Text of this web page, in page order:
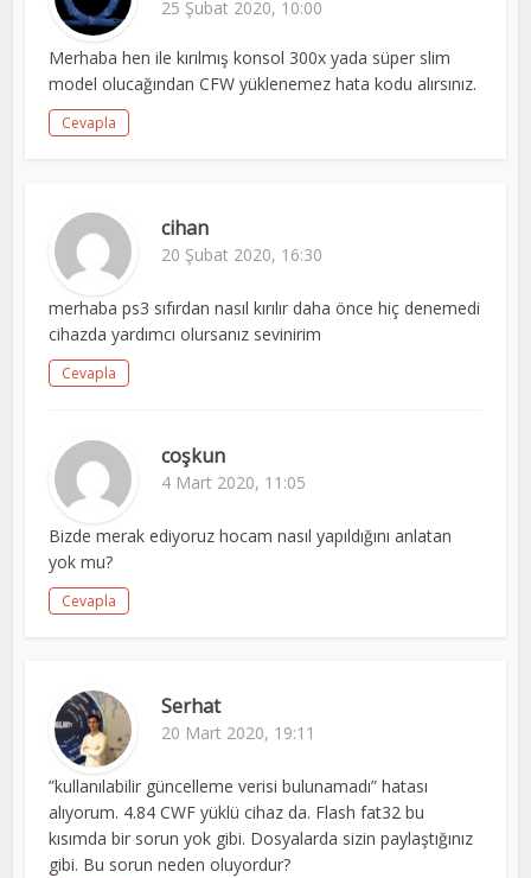
25 Şubat 2020, 10:00
Merhaba hen ile kırılmış konsol 300x yada süper slim
model olucağından CFW yüklenemez hata kodu alırsınız.
Cevapla
cihan
20 Şubat 2020, 16:30
merhaba ps3 sıfırdan nasıl kırılır daha önce hiç denemedi
cihazda yardımcı olursanız sevinirim
Cevapla
coşkun
4 Mart 2020, 11:05
Bizde merak ediyoruz hocam nasıl yapıldığını anlatan
yok mu?
Cevapla
Serhat
20 Mart 2020, 19:11
”kullanılabilir güncelleme verisi bulunamadı” hatası
alıyorum. 4.84 CWF yüklü cihaz da. Flash fat32 bu
kısımda bir sorun yok gibi. Dosyalarda sizin paylaştığınız
gibi. Bu sorun neden oluyordur?